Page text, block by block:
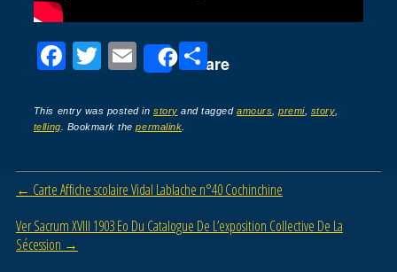
F
c
e
b
o
o
k
T
tt
er
E
ail
Share
P
ta
er
This entry was posted instory and tagged amours ,premi, story,
telling . Bookmark thepermalink
Post navigation
← Carte Affiche scolaire Vidal Lablache n°40 Cochinchine
Ver Sacrum XVIII 1903 Eo Du Catalogue De L’exposition Collective De La
Sécession →